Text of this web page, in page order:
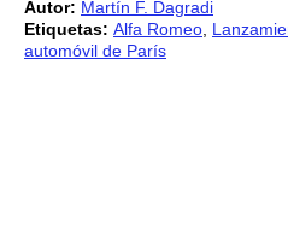
Autor: Martín F. Dagradi
Etiquetas: Alfa Romeo
automóvil de París